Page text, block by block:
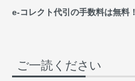
ご一読ください
e-コレクト代引の手数料は無料